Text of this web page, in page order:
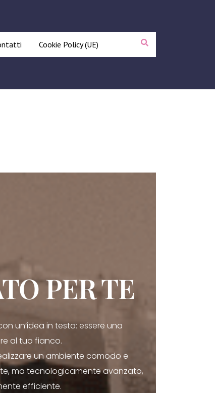
Cookie Policy (UE)
PER TE
un’idea in testa: essere una
al tuo fianco.
un ambiente comodo e
ma tecnologicamente avanzato,
efficiente.